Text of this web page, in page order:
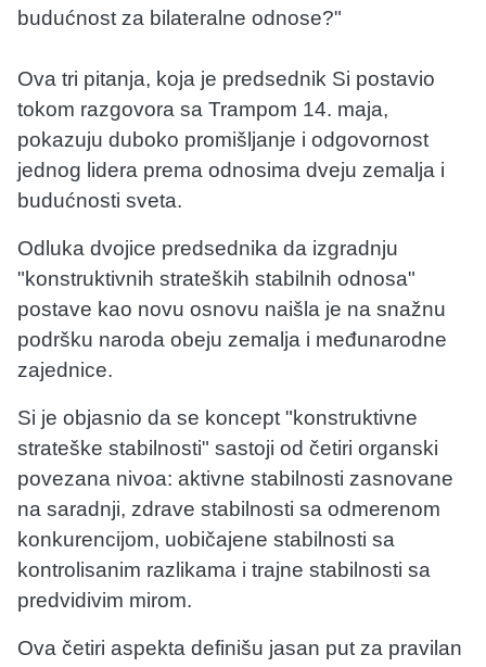
budućnost za bilateralne odnose?"
Ova tri pitanja, koja je predsednik Si postavio
tokom razgovora sa Trampom 14. maja,
pokazuju duboko promišljanje i odgovornost
jednog lidera prema odnosima dveju zemalja i
budućnosti sveta.
Odluka dvojice predsednika da izgradnju
"konstruktivnih strateških stabilnih odnosa"
postave kao novu osnovu naišla je na snažnu
podršku naroda obeju zemalja i međunarodne
zajednice.
Si je objasnio da se koncept "konstruktivne
strateške stabilnosti" sastoji od četiri organski
povezana nivoa: aktivne stabilnosti zasnovane
na saradnji, zdrave stabilnosti sa odmerenom
konkurencijom, uobičajene stabilnosti sa
kontrolisanim razlikama i trajne stabilnosti sa
predvidivim mirom.
Ova četiri aspekta definišu jasan put za pravilan